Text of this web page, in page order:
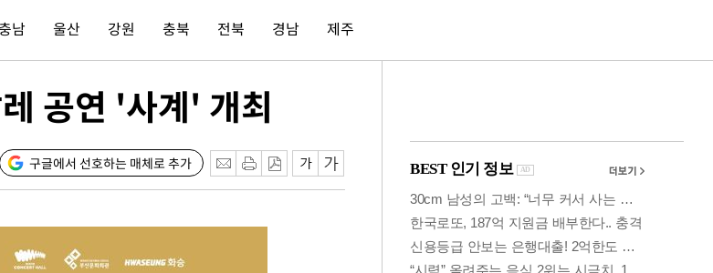
남 울산 강원 충북 전북 경남 제주
공연 '사계' 개최
구글에서 선호하는 매체로 추가